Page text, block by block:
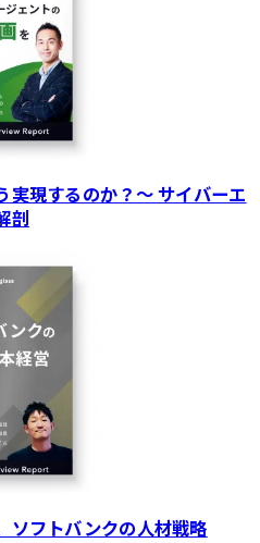
実現するのか？～ サイバーエ
剖
ソフトバンクの人材戦略